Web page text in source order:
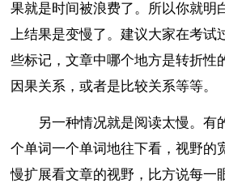
果就是时间被浪费了。所以你就明
上结果是变慢了。建议大家在考试
些标记，文章中哪个地方是转折性
因果关系，或者是比较关系等等。
另一种情况就是阅读太慢。有
个单词一个单词地往下看，视野的
慢扩展看文章的视野，比方说每一